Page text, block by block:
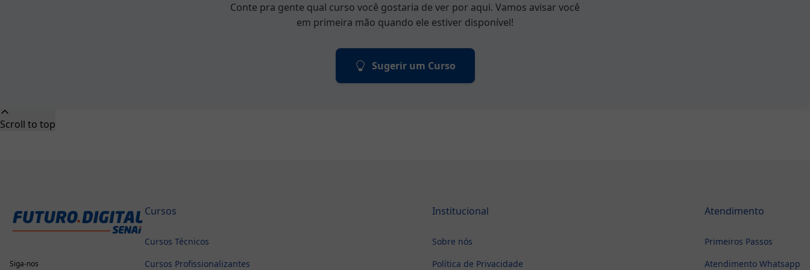
Conte pra gente qual curso você gostaria de ver por aqui. Vamos avisar você
em primeira mão quando ele estiver disponível!
Sugerir um Curso
Scroll to top
Siga-nos
Cursos
Cursos Técnicos
Cursos Profissionalizantes
Institucional
Sobre nós
Política de Privacidade
Atendimento
Primeiros Passos
Atendimento Whatsapp